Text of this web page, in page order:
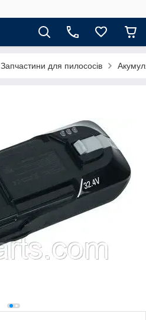
Запчастини для пилососів